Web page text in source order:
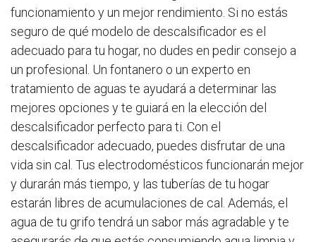
funcionamiento y un mejor rendimiento. Si no estás
seguro de qué modelo de descalsificador es el
adecuado para tu hogar, no dudes en pedir consejo a
un profesional. Un fontanero o un experto en
tratamiento de aguas te ayudará a determinar las
mejores opciones y te guiará en la elección del
descalsificador perfecto para ti. Con el
descalsificador adecuado, puedes disfrutar de una
vida sin cal. Tus electrodomésticos funcionarán mejor
y durarán más tiempo, y las tuberías de tu hogar
estarán libres de acumulaciones de cal. Además, el
agua de tu grifo tendrá un sabor más agradable y te